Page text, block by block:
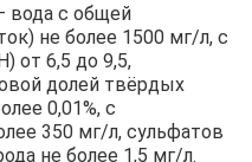
вода с общей
не более 1500 мг/л, с
от 6,5 до 9,5,
долей твёрдых
0,01%, с
350 мг/л, сульфатов
не более 1,5 мг/л.